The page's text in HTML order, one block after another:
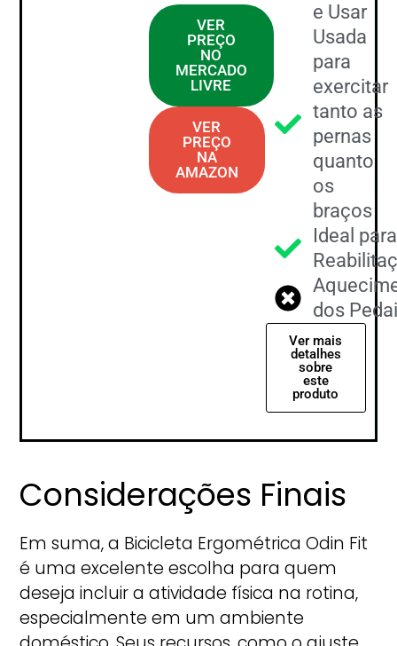
VER
PREÇO
NO
MERCADO
LIVRE
VER
PREÇO
NA
AMAZON
e Usar
Usada
para
exercitar
tanto as
pernas
quanto
os
braços
Ideal para
dos
Ver mais
detalhes
sobre
este
produto
Considerações Finais
Em suma, a Bicicleta Ergométrica Odin Fit
é uma excelente escolha para quem
deseja incluir a atividade física na rotina,
especialmente em um ambiente